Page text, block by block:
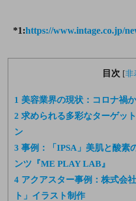
*1:https://www.intage.co.jp/
目次 [非
1 美容業界の現状：コロナ禍
2 求められる多彩なターゲッ
ン
3 事例：「IPSA」美肌と酸素
ンツ『ME PLAY LAB』
4 アクアスター事例：株式会
ト」イラスト制作